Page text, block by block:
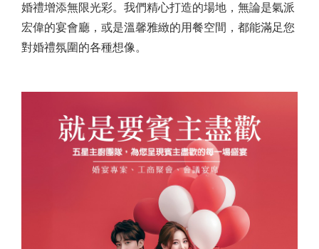
婚禮增添無限光彩。我們精心打造的場地，無論是氣派
宏偉的宴會廳，或是溫馨雅緻的用餐空間，都能滿足您
對婚禮氛圍的各種想像。